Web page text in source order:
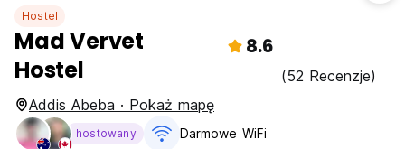
Hostel
Mad Vervet
Hostel
8.6
(52 Recenzje)
Addis Abeba · Pokaż mapę
hostowany Darmowe WiFi